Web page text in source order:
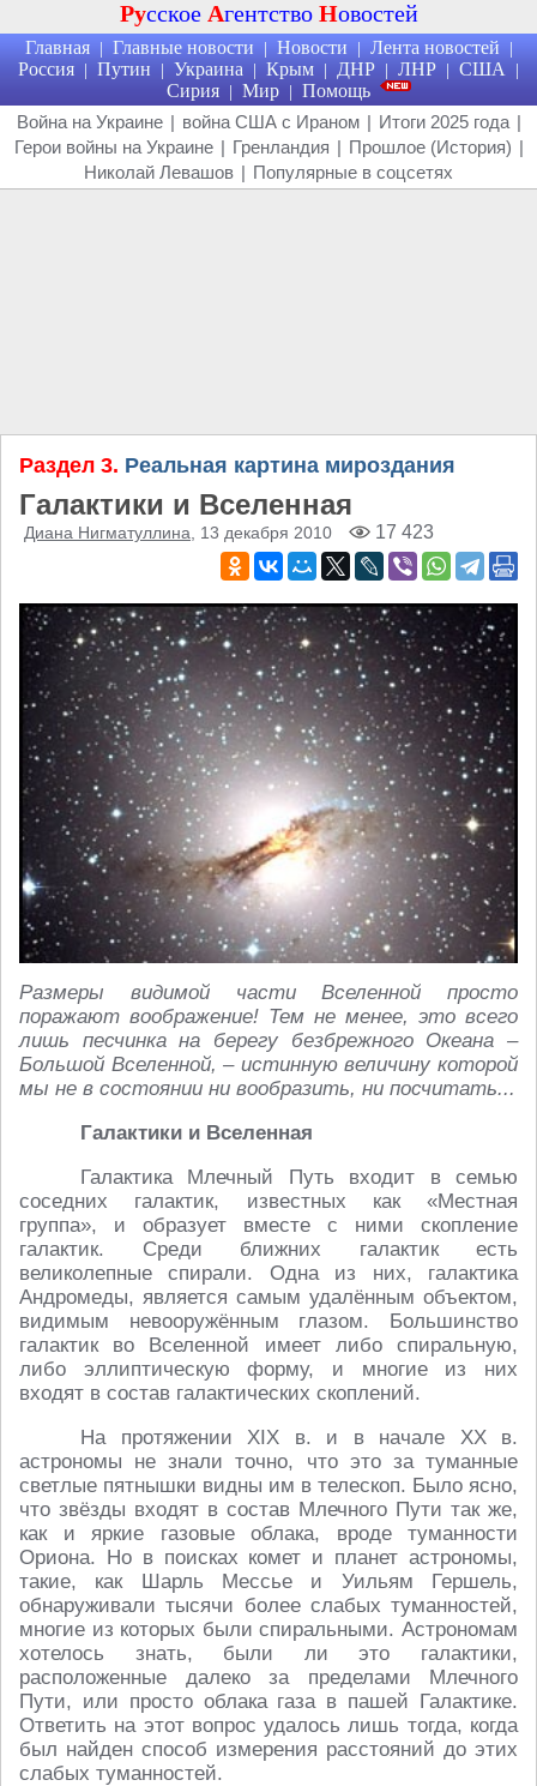
Русское Агентство Новостей
Главная | Главные новости | Новости | Лента новостей |
Россия | Путин | Украина | Крым | ДНР | ЛНР | США |
Сирия | Мир | Помощь
Война на Украине | война США с Ираном | Итоги 2025 года |
Герои войны на Украине | Гренландия | Прошлое (История) |
Николай Левашов | Популярные в соцсетях
Раздел 3. Реальная картина мироздания
Галактики и Вселенная
Диана Нигматуллина , 13 декабря 2010 17 423
Размеры видимой части Вселенной просто
поражают воображение! Тем не менее, это всего
лишь песчинка на берегу безбрежного Океана –
Большой Вселенной, – истинную величину которой
мы не в состоянии ни вообразить, ни посчитать...
Галактики и Вселенная
Галактика Млечный Путь входит в семью
соседних галактик, известных как «Местная
группа», и образует вместе с ними скопление
галактик. Среди ближних галактик есть
великолепные спирали. Одна из них, галактика
Андромеды, является самым удалённым объектом,
видимым невооружённым глазом. Большинство
галактик во Вселенной имеет либо спиральную,
либо эллиптическую форму, и многие из них
входят в состав галактических скоплений.
На протяжении XIX в. и в начале XX в.
астрономы не знали точно, что это за туманные
светлые пятнышки видны им в телескоп. Было ясно,
что звёзды входят в состав Млечного Пути так же,
как и яркие газовые облака, вроде туманности
Ориона. Но в поисках комет и планет астрономы,
такие, как Шарль Мессье и Уильям Гершель,
обнаруживали тысячи более слабых туманностей,
многие из которых были спиральными. Астрономам
хотелось знать, были ли это галактики,
расположенные далеко за пределами Млечного
Пути, или просто облака газа в пашей Галактике.
Ответить на этот вопрос удалось лишь тогда, когда
был найден способ измерения расстояний до этих
слабых туманностей.